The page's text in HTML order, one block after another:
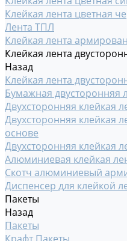
Клейкая лента цветная
Лента ТПЛ
Клейкая лента
Клейкая лента
Назад
Клейкая лента
Бумажная двусторонняя
Двухсторонняя клейкая
Двухсторонняя клейкая
основе
Двухсторонняя клейкая
Алюминиевая клейкая
Скотч алюминиевый
Диспенсер для клейкой
Пакеты
Назад
Пакеты